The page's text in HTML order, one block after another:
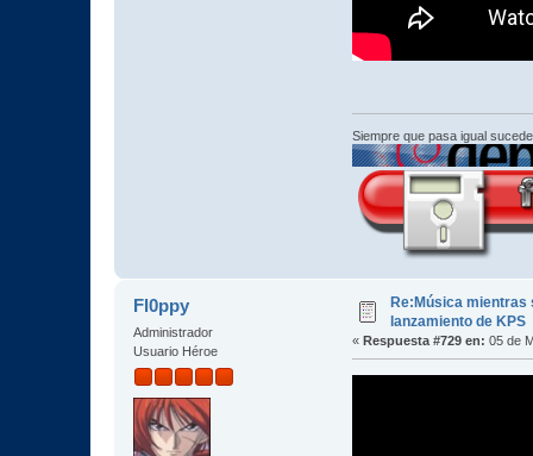
Siempre que pasa igual
Fl0ppy
Administrador
Usuario Héroe
Re:Música mientras
lanzamiento de KPS
« Respuesta #729 en: 05 de